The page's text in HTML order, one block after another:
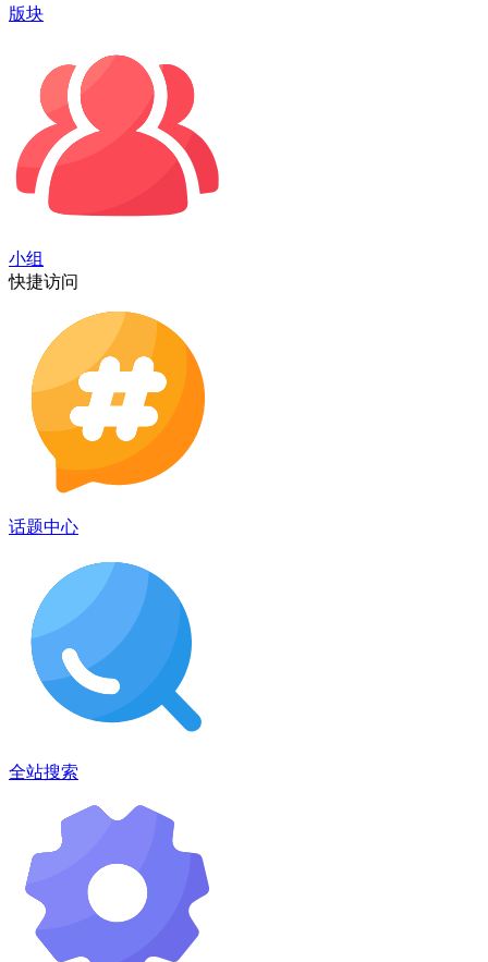
版块
小组
快捷访问
话题中心
全站搜索